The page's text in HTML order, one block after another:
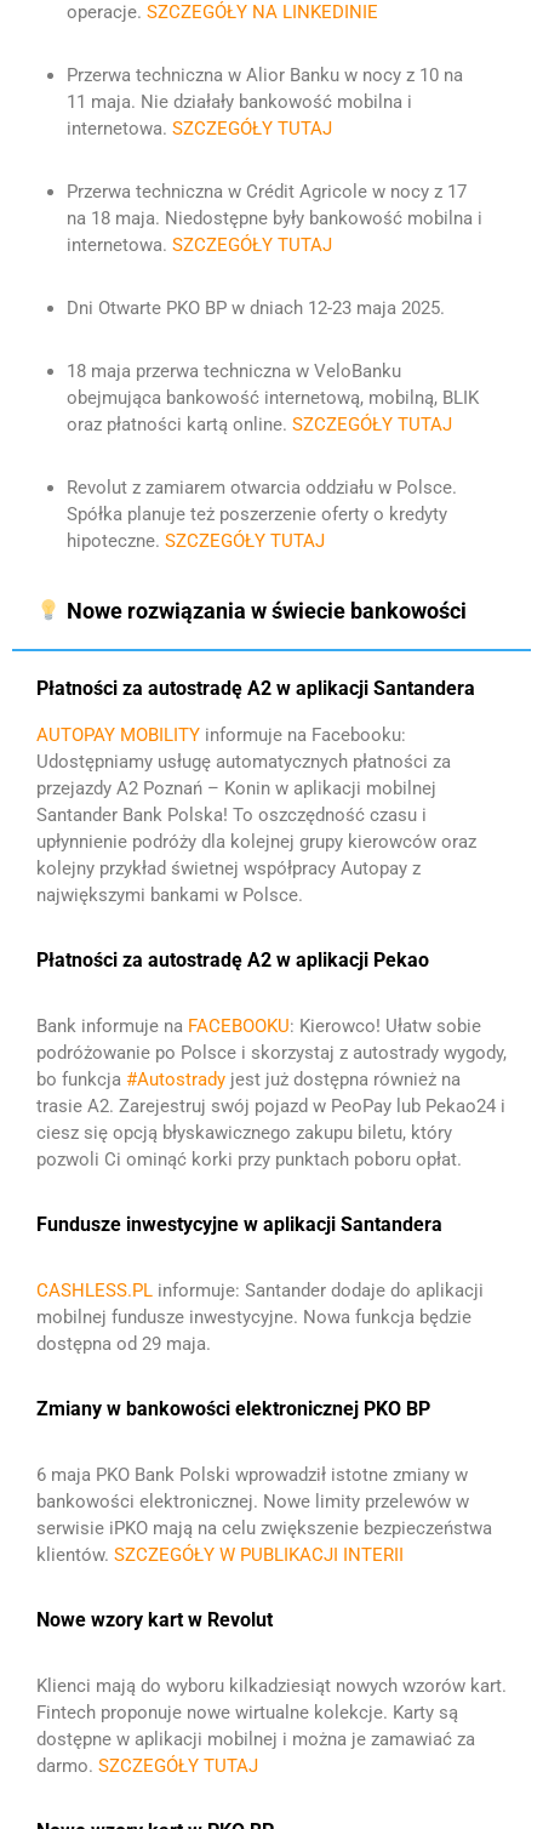
operacje. SZCZEGÓŁY NA LINKEDINIE
Przerwa techniczna w Alior Banku w nocy z 10 na
11 maja. Nie działały bankowość mobilna i
internetowa. SZCZEGÓŁY TUTAJ
Przerwa techniczna w Crédit Agricole w nocy z 17
na 18 maja. Niedostępne były bankowość mobilna i
internetowa. SZCZEGÓŁY TUTAJ
Dni Otwarte PKO BP w dniach 12-23 maja 2025.
18 maja przerwa techniczna w VeloBanku
obejmująca bankowość internetową, mobilną, BLIK
oraz płatności kartą online. SZCZEGÓŁY TUTAJ
Revolut z zamiarem otwarcia oddziału w Polsce.
Spółka planuje też poszerzenie oferty o kredyty
hipoteczne. SZCZEGÓŁY TUTAJ
Nowe rozwiązania w świecie bankowości
Płatności za autostradę A2 w aplikacji Santandera
AUTOPAY MOBILITY informuje na Facebooku:
Udostępniamy usługę automatycznych płatności za
przejazdy A2 Poznań – Konin w aplikacji mobilnej
Santander Bank Polska! To oszczędność czasu i
upłynnienie podróży dla kolejnej grupy kierowców oraz
kolejny przykład świetnej współpracy Autopay z
największymi bankami w Polsce.
Płatności za autostradę A2 w aplikacji Pekao
Bank informuje na FACEBOOKU: Kierowco! Ułatw sobie
podróżowanie po Polsce i skorzystaj z autostrady wygody,
bo funkcja #Autostrady jest już dostępna również na
trasie A2. Zarejestruj swój pojazd w PeoPay lub Pekao24 i
ciesz się opcją błyskawicznego zakupu biletu, który
pozwoli Ci ominąć korki przy punktach poboru opłat.
Fundusze inwestycyjne w aplikacji Santandera
CASHLESS.PL informuje: Santander dodaje do aplikacji
mobilnej fundusze inwestycyjne. Nowa funkcja będzie
dostępna od 29 maja.
Zmiany w bankowości elektronicznej PKO BP
6 maja PKO Bank Polski wprowadził istotne zmiany w
bankowości elektronicznej. Nowe limity przelewów w
serwisie iPKO mają na celu zwiększenie bezpieczeństwa
klientów. SZCZEGÓŁY W PUBLIKACJI INTERII
Nowe wzory kart w Revolut
Klienci mają do wyboru kilkadziesiąt nowych wzorów kart.
Fintech proponuje nowe wirtualne kolekcje. Karty są
dostępne w aplikacji mobilnej i można je zamawiać za
darmo. SZCZEGÓŁY TUTAJ